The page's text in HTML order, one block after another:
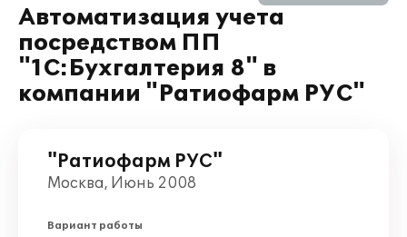
Автоматизация учета
посредством ПП
"1С:Бухгалтерия 8" в
компании "Ратиофарм РУС"
"Ратиофарм РУС"
Москва, Июнь 2008
Вариант работы